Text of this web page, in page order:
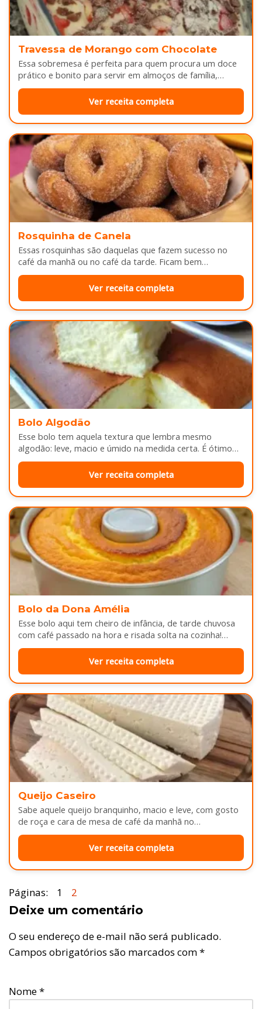
Travessa de Morango com Chocolate
Essa sobremesa é perfeita para quem procura um doce
prático e bonito para servir em almoços de família,
aniversários ou…
Ver receita completa
Rosquinha de Canela
Essas rosquinhas são daquelas que fazem sucesso no
café da manhã ou no café da tarde. Ficam bem
douradinhas por…
Ver receita completa
Bolo Algodão
Esse bolo tem aquela textura que lembra mesmo
algodão: leve, macio e úmido na medida certa. É ótimo
pra servir…
Ver receita completa
Bolo da Dona Amélia
Esse bolo aqui tem cheiro de infância, de tarde chuvosa
com café passado na hora e risada solta na cozinha!…
Ver receita completa
Queijo Caseiro
Sabe aquele queijo branquinho, macio e leve, com gosto
de roça e cara de mesa de café da manhã no…
Ver receita completa
Páginas: 1 2
Deixe um comentário
O seu endereço de e-mail não será publicado.
Campos obrigatórios são marcados com*
Nome*